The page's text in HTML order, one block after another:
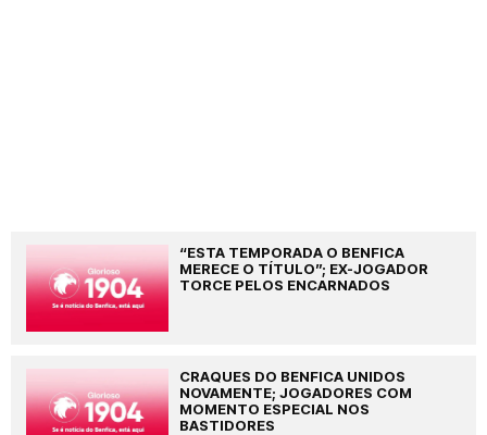
“ESTA TEMPORADA O BENFICA
MERECE O TÍTULO”; EX-JOGADOR
TORCE PELOS ENCARNADOS
CRAQUES DO BENFICA UNIDOS
NOVAMENTE; JOGADORES COM
MOMENTO ESPECIAL NOS
BASTIDORES